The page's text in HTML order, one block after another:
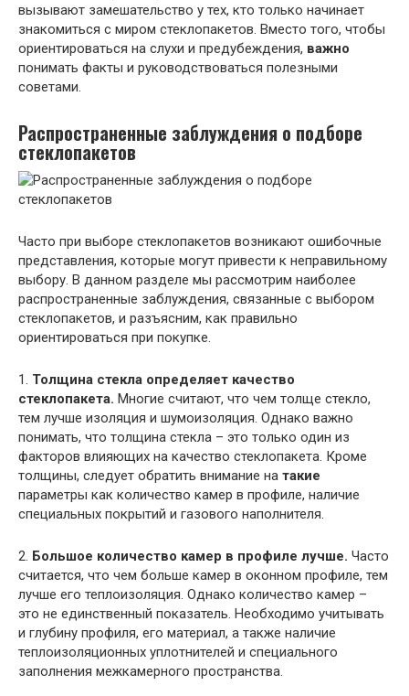
вызывают замешательство у тех, кто только начинает
знакомиться с миром стеклопакетов. Вместо того, чтобы
ориентироваться на слухи и предубеждения, важно
понимать факты и руководствоваться полезными
советами.
Распространенные заблуждения о подборе
стеклопакетов
Часто при выборе стеклопакетов возникают ошибочные
представления, которые могут привести к неправильному
выбору. В данном разделе мы рассмотрим наиболее
распространенные заблуждения, связанные с выбором
стеклопакетов, и разъясним, как правильно
ориентироваться при покупке.
1. Толщина стекла определяет качество
стеклопакета. Многие считают, что чем толще стекло,
тем лучше изоляция и шумоизоляция. Однако важно
понимать, что толщина стекла – это только один из
факторов влияющих на качество стеклопакета. Кроме
толщины, следует обратить внимание на такие
параметры как количество камер в профиле, наличие
специальных покрытий и газового наполнителя.
2. Большое количество камер в профиле лучше. Часто
считается, что чем больше камер в оконном профиле, тем
лучше его теплоизоляция. Однако количество камер –
это не единственный показатель. Необходимо учитывать
и глубину профиля, его материал, а также наличие
теплоизоляционных уплотнителей и специального
заполнения межкамерного пространства.